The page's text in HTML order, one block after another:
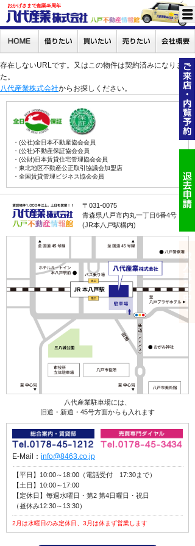
おかげさまで創業46周年
存在しないURLです。又はこの物件は契約済みになりまし
た。
八代産業株式会社からお探しください。
・(公社)全日本不動産協会会員
・(公社)不動産保証協会会員
・(公財)日本賃貸住宅管理協会会員
・東北地区不動産公正取引協議会加盟店
・全国賃貸管理ビジネス協会会員
〒031-0075
青森県八戸市内丸一丁目6番4号
(JR本八戸駅構内)
八代産業駐車場には、
旧道・新道・45号方面からも入れます
E-Mail： info@8463.co.jp
【平日】10:00～18:00（電話受付 17:30まで）
【土日】10:00～17:00
【定休日】毎週水曜日・第2 第4日曜日・祝日
（昼休み12:30～13:30）
2月は水曜日のみ定休日、3月は休まず営業します